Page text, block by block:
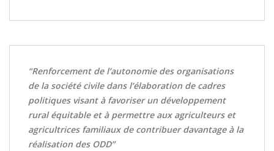
“Renforcement de l’autonomie des organisations
de la société civile dans l’élaboration de cadres
politiques visant à favoriser un développement
rural équitable et à permettre aux agriculteurs et
agricultrices familiaux de contribuer davantage à la
réalisation des ODD”